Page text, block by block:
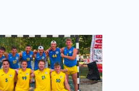
Egyéni elismerések